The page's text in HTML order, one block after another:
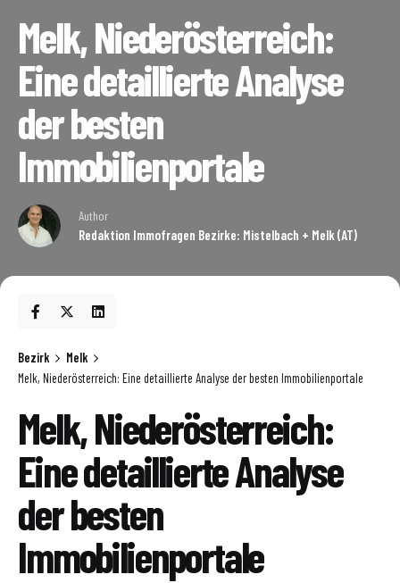
Melk, Niederösterreich:
Eine detaillierte Analyse
der besten
Immobilienportale
Author
Redaktion Immofragen Bezirke: Mistelbach + Melk (AT)
Bezirk
Melk
Melk, Niederösterreich: Eine detaillierte Analyse der besten Immobilienportale
Melk, Niederösterreich:
Eine detaillierte Analyse
der besten
Immobilienportale